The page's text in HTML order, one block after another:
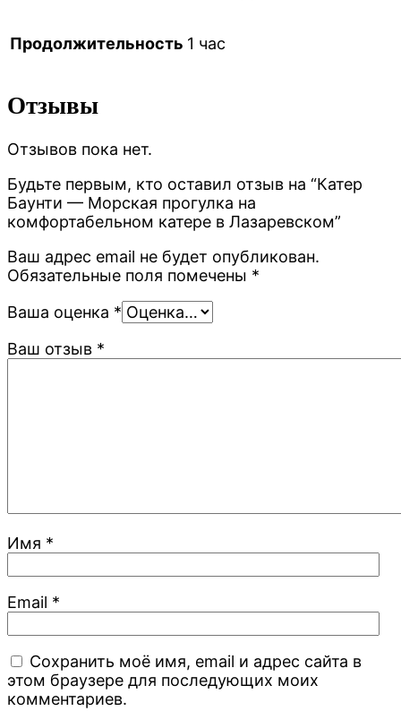
Продолжительность 1 час
Отзывы
Отзывов пока нет.
Будьте первым, кто оставил отзыв на “Катер
Баунти — Морская прогулка на
комфортабельном катере в Лазаревском”
Ваш адрес email не будет опубликован.
Обязательные поля помечены *
Ваша оценка *
Ваш отзыв *
Имя *
Email *
Сохранить моё имя, email и адрес сайта в
этом браузере для последующих моих
комментариев.